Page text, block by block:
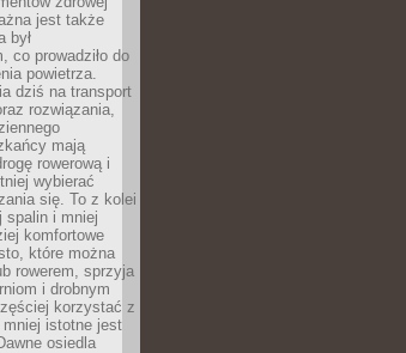
jest także
był
co prowadziło do
powietrza.
dziś na transport
rozwiązania,
mają
rowerową i
wybierać
się. To z kolei
spalin i mniej
komfortowe
które można
rowerem, sprzyja
i drobnym
korzystać z
istotne jest
osiedla